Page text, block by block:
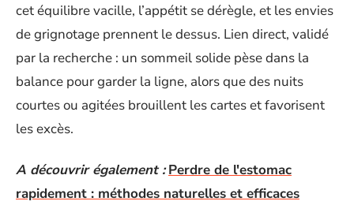
cet équilibre vacille, l’appétit se dérègle, et les envies
de grignotage prennent le dessus. Lien direct, validé
par la recherche : un sommeil solide pèse dans la
balance pour garder la ligne, alors que des nuits
courtes ou agitées brouillent les cartes et favorisent
les excès.
A découvrir également : Perdre de l'estomac
rapidement : méthodes naturelles et efficaces